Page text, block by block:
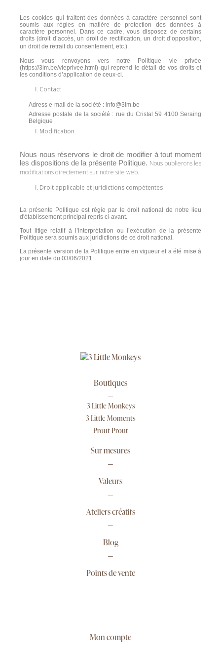
Les cookies qui traitent des données à caractère personnel sont
soumis aux règles en matière de protection des données à
caractère personnel. Dans ce cadre, vous disposez de certains
droits (droit d’accès, un droit de rectification, un droit d’opposition,
un droit de retrait du consentement, etc.).
Nous vous renvoyons vers notre Politique vie privée
(https://3lm.be/vieprivee.html) qui reprend le détail de vos droits et
les conditions d’application de ceux-ci.
Contact
Adress e-mail de la société : info@3lm.be
Adresse postale de la société : rue du Cristal 59 4100 Seraing
Belgique
Modification
Nous nous réservons le droit de modifier à tout moment
les dispositions de la présente Politique. Nous publierons les
modifications directement sur notre site web.
Droit applicable et juridictions compétentes
La présente Politique est régie par le droit national de notre lieu
d'établissement principal repris ci-avant.
Tout litige relatif à l’interprétation ou l’exécution de la présente
Politique sera soumis aux juridictions de ce droit national.
La présente version de la Politique entre en vigueur et a été mise à
jour en date du 03/06/2021.
Boutiques
3 Little Monkeys
3 Little Moments
Prout-Prout
Sur mesures
Valeurs
Ateliers créatifs
Blog
Points de vente
Mon compte